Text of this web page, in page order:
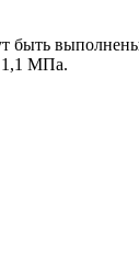
быть
1,1 МПа.